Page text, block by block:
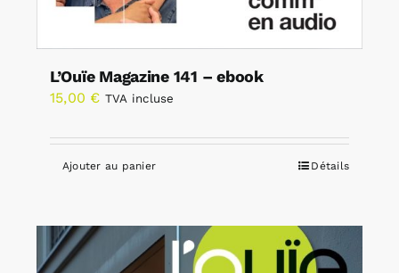
L’Ouïe Magazine 141 – ebook
15,00 € TVA incluse
Ajouter au panier Détails